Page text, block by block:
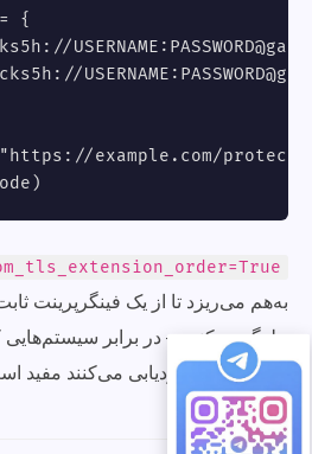
{
USERNAME:
USERNAME:
example.com/
به‌هم می‌ریزد تا از یک فینگرپرینت
در طول زمان ردیابی می‌کنند مفید